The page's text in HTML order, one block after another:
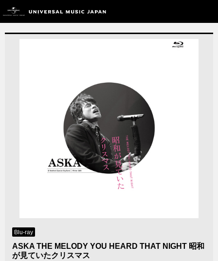
Blu-ray
ASKA THE MELODY YOU HEARD THAT NIGHT 昭和
が見ていたクリスマス